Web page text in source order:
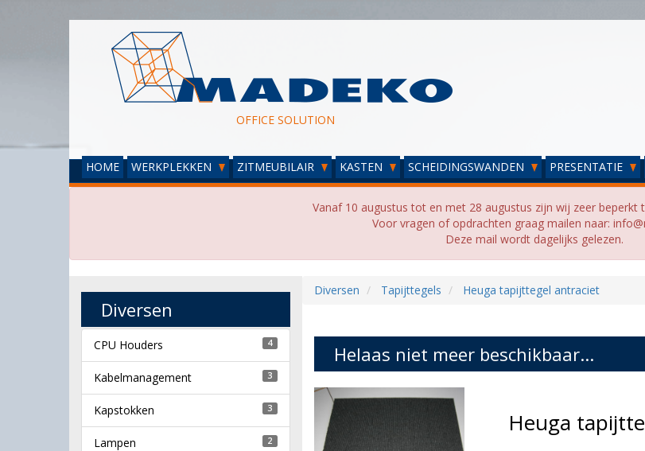
OFFICE SOLUTION
HOME WERKPLEKKEN ZITMEUBILAIR KASTEN SCHEIDINGSWANDEN PRESENTATIE
Vanaf 10 augustus tot en met 28 augustus zijn wij zeer beperkt
Voor vragen of opdrachten graag mailen naar:
Deze mail wordt dagelijks gelezen.
Diversen Tapijttegels Heuga tapijttegel antraciet
Helaas niet meer beschikbaar...
Heuga
Diversen
CPU Houders 4
Kabelmanagement 3
Kapstokken 3
Lampen 2